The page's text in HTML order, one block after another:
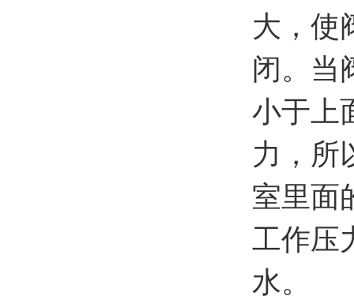
大，使
闭。当
小于上
力，所
室里面
工作压
水。